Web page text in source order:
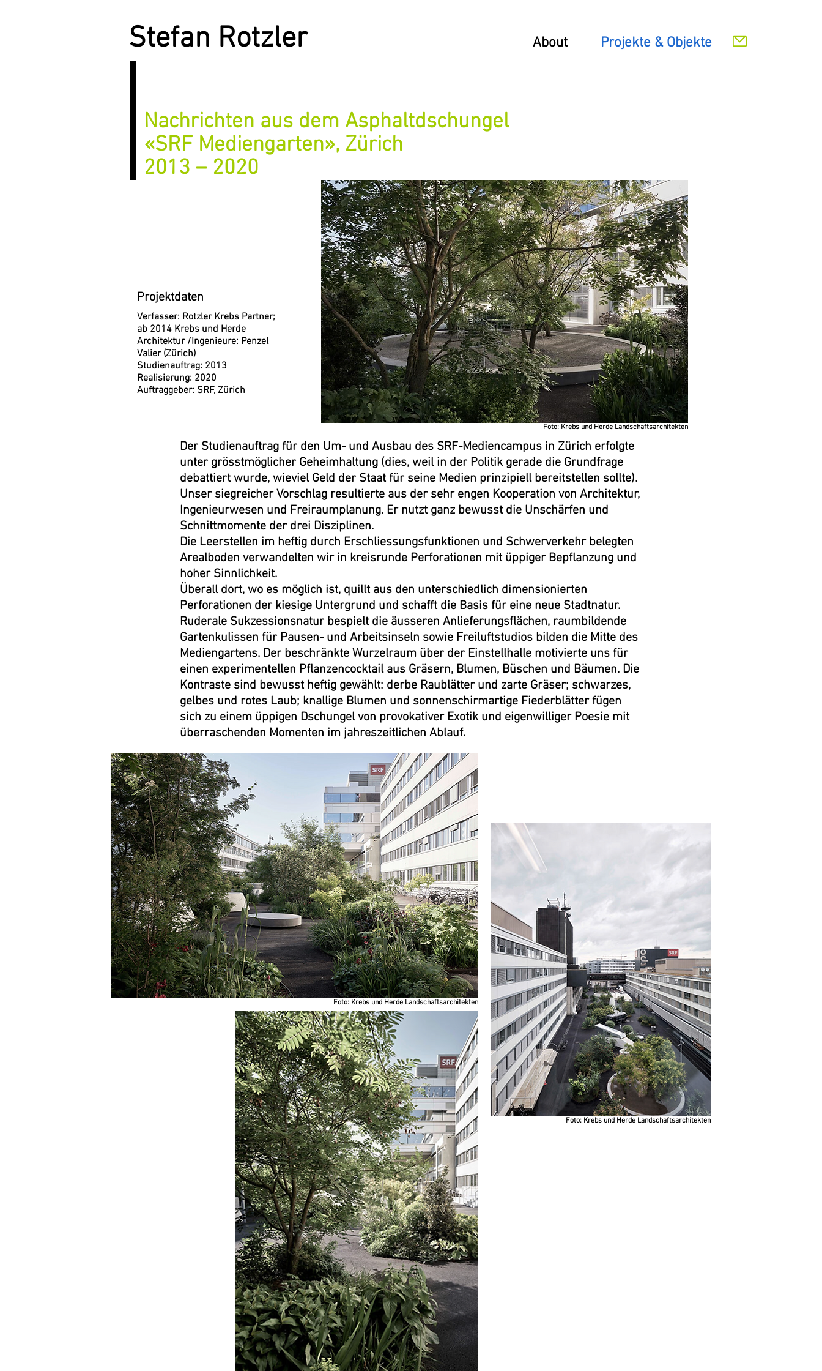
Stefan Rotzler About Projekte & Objekte
Nachrichten aus dem Asphaltdschungel
«SRF Mediengarten», Zürich
2013 – 2020
Projektdaten
Verfasser: Rotzler Krebs Partner;
ab 2014 Krebs und Herde
Architektur /Ingenieure: Penzel
Valier (Zürich)
Studienauftrag: 2013
Realisierung: 2020
Auftraggeber: SRF, Zürich
Der Studienauftrag für den Um- und Ausbau des SRF-Mediencampus in Zürich erfolgte
unter grösstmöglicher Geheimhaltung (dies, weil in der Politik gerade die Grundfrage
debattiert wurde, wieviel Geld der Staat für seine Medien prinzipiell bereitstellen sollte).
Unser siegreicher Vorschlag resultierte aus der sehr engen Kooperation von Architektur,
Ingenieurwesen und Freiraumplanung. Er nutzt ganz bewusst die Unschärfen und
Schnittmomente der drei Disziplinen.
Die Leerstellen im heftig durch Erschliessungsfunktionen und Schwerverkehr belegten
Arealboden verwandelten wir in kreisrunde Perforationen mit üppiger Bepflanzung und
hoher Sinnlichkeit.
Überall dort, wo es möglich ist, quillt aus den unterschiedlich dimensionierten
Perforationen der kiesige Untergrund und schafft die Basis für eine neue Stadtnatur.
Ruderale Sukzessionsnatur bespielt die äusseren Anlieferungsflächen, raumbildende
Gartenkulissen für Pausen- und Arbeitsinseln sowie Freiluftstudios bilden die Mitte des
Mediengartens. Der beschränkte Wurzelraum über der Einstellhalle motivierte uns für
einen experimentellen Pflanzencocktail aus Gräsern, Blumen, Büschen und Bäumen. Die
Kontraste sind bewusst heftig gewählt: derbe Raublätter und zarte Gräser; schwarzes,
gelbes und rotes Laub; knallige Blumen und sonnenschirmartige Fiederblätter fügen
sich zu einem üppigen Dschungel von provokativer Exotik und eigenwilliger Poesie mit
überraschenden Momenten im jahreszeitlichen Ablauf.
Foto: Krebs und Herde Landschaftsarchitekten
Foto: Krebs und Herde Landschaftsarchitekten
Foto: Krebs und Herde Landschaftsarchitekten